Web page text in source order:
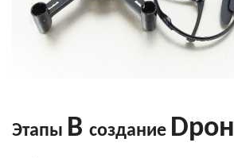
Этапы B создание Dрон